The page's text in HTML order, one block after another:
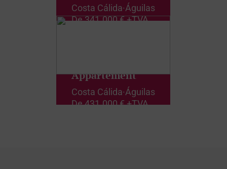
Costa Cálida·Águilas
De341.000 € +TVA
Appartement
Costa Cálida·Águilas
De431.000 € +TVA